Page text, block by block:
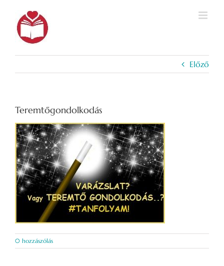
Előző
Teremtőgondolkodás
0 hozzászólás